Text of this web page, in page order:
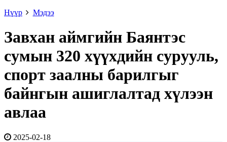
Нүүр
Мэдээ
Завхан аймгийн Баянтэс
сумын 320 хүүхдийн сурууль,
спорт заалны барилгыг
байнгын ашиглалтад хүлээн
авлаа
2025-02-18